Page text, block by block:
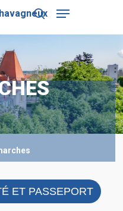
search
Menu
ET PASSEPORT
Close